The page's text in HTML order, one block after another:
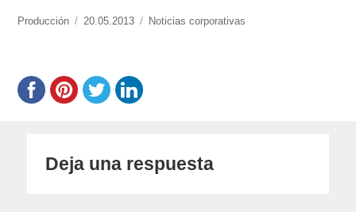
https://www.experimenta.es/author/produccion/
Producción
Publicado
20.05.2013 Categorías
Noticias corporativas
Deja una respuesta